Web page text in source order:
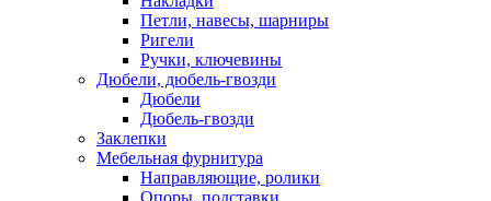
Петли, навесы, шарниры
Ригели
Ручки, ключевины
Дюбели, дюбель-гвозди
Дюбели
Дюбель-гвозди
Заклепки
Мебельная фурнитура
Направляющие, ролики
Опоры, подставки